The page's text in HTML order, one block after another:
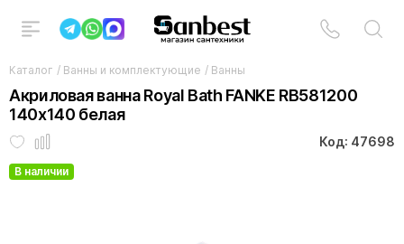
Каталог / Ванны и комплектующие / Ванны
Акриловая ванна Royal Bath FANKE RB581200
140х140 белая
Код: 47698
В наличии